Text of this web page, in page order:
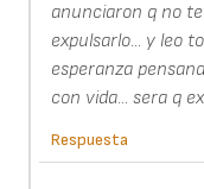
anunciaron q no
expulsarlo... y leo
esperanza
con vida... sera q
Respuesta